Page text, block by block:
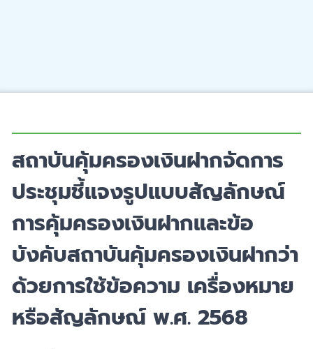
สถาบันคุ้มครองเงินฝากจัดการ
ประชุมชี้แจงรูปแบบสัญลักษณ์
การคุ้มครองเงินฝากและข้อ
บังคับสถาบันคุ้มครองเงินฝากว่า
ด้วยการใช้ข้อความ เครื่องหมาย
หรือสัญลักษณ์ พ.ศ. 2568